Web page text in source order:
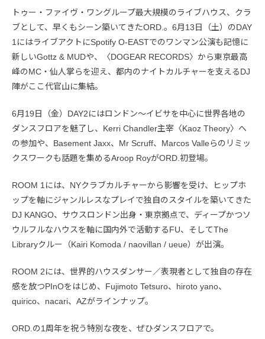
トゥー・ファイヴ・ワングループ最大規模のライブハウス、クラ
ブとして、早くもシーン築いてきたORD.。6月13日（土）のDAY
1にはライブアクトにSpotify O-EASTでのワンマン公演も記憶に
新しいGottz & MUDや、〈DOGEAR RECORDS〉から東京最高
峰のMC・仙人掌らを迎え、都内のナイトカルチャーを支えるDJ
陣がここ代官山に集結。
6月19日（金）DAY2にはロンドン〜イビサを中心に世界各地の
ダンスフロアを魅了し、Kerri Chandler主宰〈Kaoz Theory〉へ
の参加や、Basement Jaxx、Mr Scruff、Marcos Valleらのリミッ
クスワークも話題を集めるAroop RoyがORD.初登場。
ROOM 1には、NYクラブカルチャーから影響を受け、ヒップホ
ップを軸にジャンルレスなプレイで独自のスタイルを築いてきた
DJ KANGO、サウスロンドン出身・東京拠点で、ディープかつソ
ウルフルなハウスを軸に国内外で活動するFU、そしてThe
Libraryクルー（Kairi Komoda / naovillan / ueue）が出演。
ROOM 2には、世界的ハウスダンサー／表現者として独自の存在
感を放つPInOをはじめ、Fujimoto Tetsuro、hiroto yano、
quirico、nacari、AZがラインナップ。
ORD.の1周年を祝う特別な夜を、ぜひダンスフロアで。